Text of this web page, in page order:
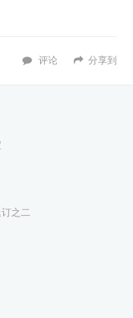
分享到
评论
之二